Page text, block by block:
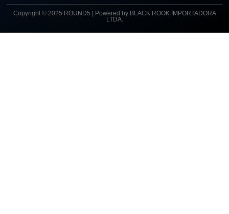
Copyright © 2025 ROUND5 | Powered by BLACK ROOK IMPORTADORA
LTDA.